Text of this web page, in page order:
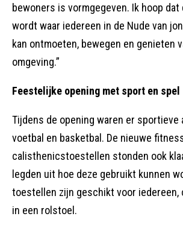
bewoners is vormgegeven. Ik hoop
wordt waar iedereen in de Nude van
kan ontmoeten, bewegen en genieten
omgeving.”
Feestelijke opening met sport en spel
Tijdens de opening waren er
voetbal en basketbal. De nieuwe
calisthenicstoestellen stonden ook
legden uit hoe deze gebruikt kunnen
toestellen zijn geschikt voor iedereen,
in een rolstoel.